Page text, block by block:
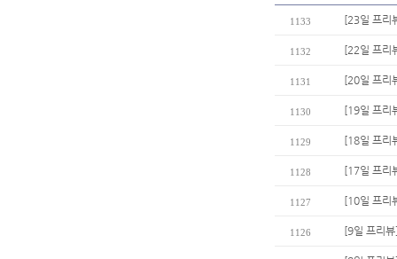
1133 [23일 프리
1132 [22일 프리
1131 [20일 프리
1130 [19일 프리
1129 [18일 프리
1128 [17일 프리
1127 [10일 프리
1126 [9일 프리